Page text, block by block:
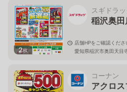
2枚
スギドラ
稲沢奥田
店舗HPをご確認くださ
愛知県稲沢市奥田天目
コーナン
アクロ